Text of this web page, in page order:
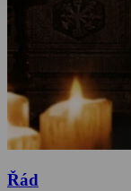
Řád